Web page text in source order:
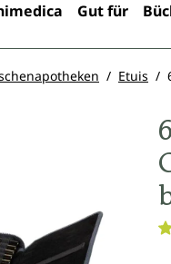
Gut für
Etuis